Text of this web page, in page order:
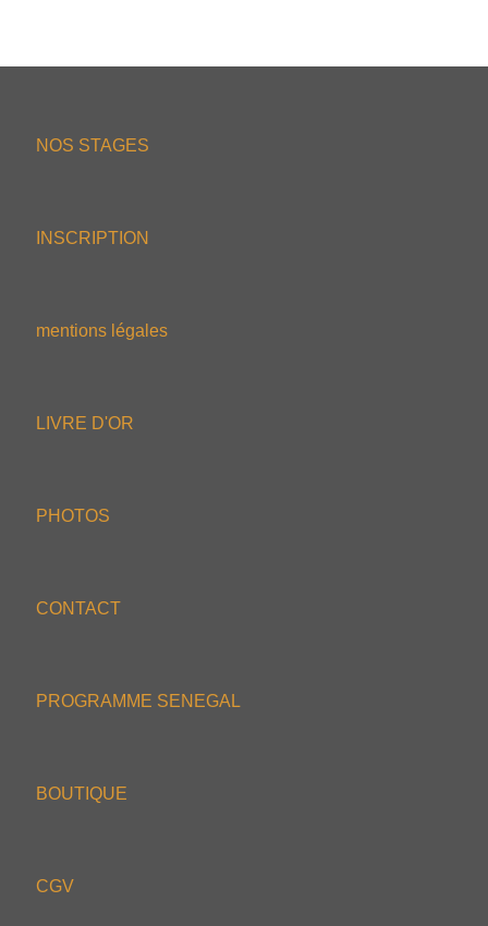
NOS STAGES
INSCRIPTION
mentions légales
LIVRE D'OR
PHOTOS
CONTACT
PROGRAMME SENEGAL
BOUTIQUE
CGV